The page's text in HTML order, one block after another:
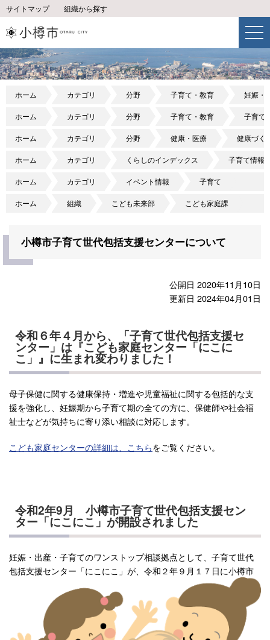
サイトマップ 組織から探す
ホーム カテゴリ 分野 子育て・教育 妊娠・
ホーム カテゴリ 分野 子育て・教育 子育て
ホーム カテゴリ 分野 健康・医療 健康づく
ホーム カテゴリ くらしのインデックス 子育て情報
ホーム カテゴリ イベント情報 子育て
ホーム 組織 こども未来部 こども家庭課
小樽市子育て世代包括支援センターについて
公開日 2020年11月10日
更新日 2024年04月01日
令和６年４月から、「子育て世代包括支援セ
ンター」は『こども家庭センター「にこに
こ」』に生まれ変わりました！
母子保健に関する健康保持・増進や児童福祉に関する包括的な支
援を強化し、妊娠期から子育て期の全ての方に、保健師や社会福
祉士などが気持ちに寄り添い相談に対応します。
こども家庭センターの詳細は、こちらをご覧ください。
令和2年9月 小樽市子育て世代包括支援セン
ター「にこにこ」が開設されました
妊娠・出産・子育てのワンストップ相談拠点として、子育て世代
包括支援センター「にこにこ」が、令和２年９月１７ 日に小樽市